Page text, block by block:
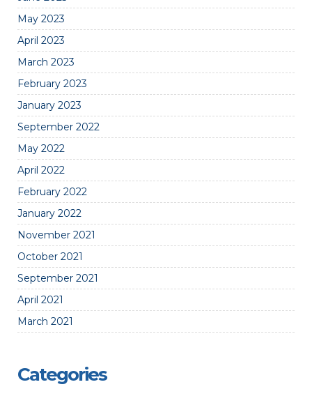
May 2023
April 2023
March 2023
February 2023
January 2023
September 2022
May 2022
April 2022
February 2022
January 2022
November 2021
October 2021
September 2021
April 2021
March 2021
Categories